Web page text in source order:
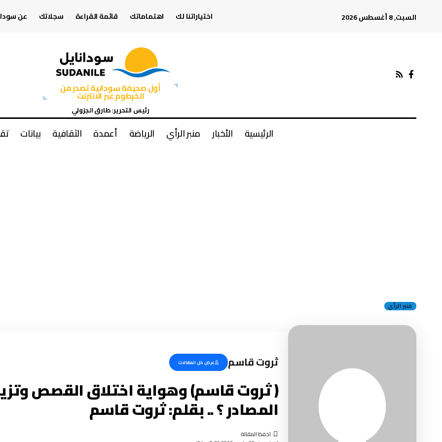
السبت, 8 أغسطس 2026 اختياراتنا لك اهتماماتك قائمة القراءة سجلاتك عن
أول صحيفة سودانية تصدر من
الخرطوم عبر الانترنت
رئيس التحرير: طارق الجزولي
الرئيسية الأخبار منبر الرأي الرياضة أعمدة الثقافية بيانات
منبر الرأي
ثروت قاسم عرض كل المقالات
( ثروت قاسم) وهواية اختلاق القصص
المصادر ؟ .. بقلم: ثروت قاسم